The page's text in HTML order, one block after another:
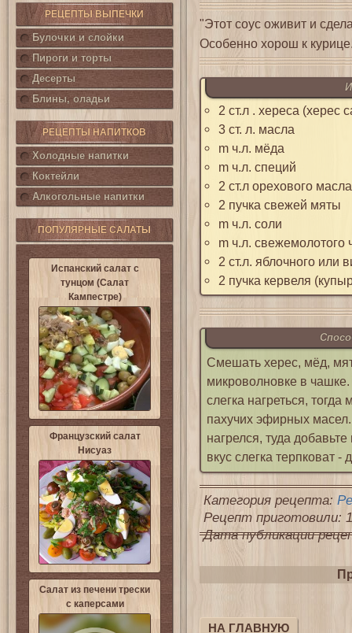
РЕЦЕПТЫ ВЫПЕЧКИ
Булочки и слойки
Пироги и торты
Десерты
Блины, оладьи
РЕЦЕПТЫ НАПИТКОВ
Холодные напитки
Коктейли
Алкогольные напитки
ПОПУЛЯРНЫЕ САЛАТЫ
Испанский салат с
тунцом (Салат
Кампестре)
Французский салат
Нисуаз
Салат из печени трески
с каперсами
"Этот соус оживит и
Особенно хорош к
2 ст.л . хереса (херес
3 ст. л. масла
m ч.л. мёда
m ч.л. специй
2 ст.л орехового масла
2 пучка свежей мяты
m ч.л. соли
m ч.л. свежемолотого
2 ст.л. яблочного или
2 пучка кервеля
Смешать херес, мёд,
микроволновке в
слегка нагреться,
пахучих эфирных
нагрелся, туда
вкус слегка терпковат -
Категория рецепта:
Рецепт приготовили:
Дата публикации
НА ГЛАВНУЮ